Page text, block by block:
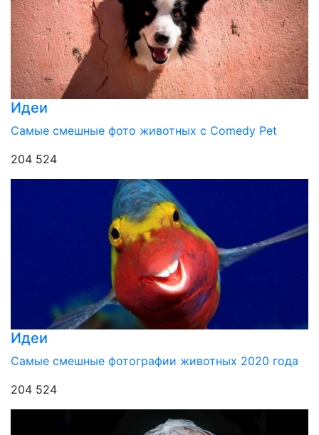
Идеи
Самые смешные фото животных с Comedy Pet
204 524
Идеи
Самые смешные фотографии животных 2020 года
204 524